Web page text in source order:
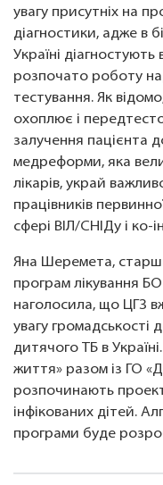
увагу присутніх на
діагностики, адже в
Україні діагностують
розпочато роботу
тестування. Як
охоплює і
залучення пацієнта
медреформи, яка
лікарів, украй
працівників
сфері ВІЛ/СНІДу і ко-
Яна Шеремета,
програм лікування
наголосила, що ЦГЗ
увагу
дитячого ТБ в
життя» разом із ГО
розпочинають
інфікованих дітей.
програми буде